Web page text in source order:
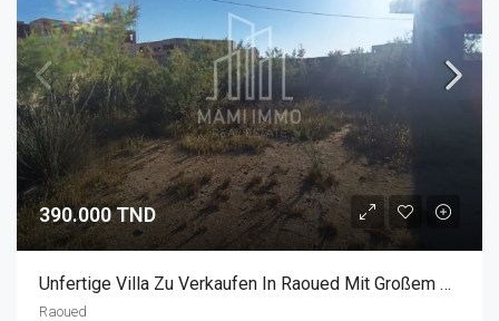
390.000 TND
Unfertige Villa Zu Verkaufen In Raoued Mit Großem Grundstück
Raoued